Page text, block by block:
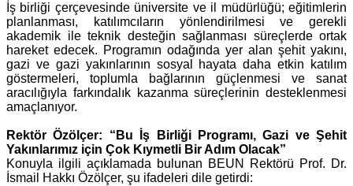
İş birliği çerçevesinde üniversite ve il müdürlüğü; eğitimlerin
planlanması, katılımcıların yönlendirilmesi ve gerekli
akademik ile teknik desteğin sağlanması süreçlerde ortak
hareket edecek. Programın odağında yer alan şehit yakını,
gazi ve gazi yakınlarının sosyal hayata daha etkin katılım
göstermeleri, toplumla bağlarının güçlenmesi ve sanat
aracılığıyla farkındalık kazanma süreçlerinin desteklenmesi
amaçlanıyor.
Rektör Özölçer: “Bu İş Birliği Programı, Gazi ve Şehit
Yakınlarımız için Çok Kıymetli Bir Adım Olacak”
Konuyla ilgili açıklamada bulunan BEUN Rektörü Prof. Dr.
İsmail Hakkı Özölçer, şu ifadeleri dile getirdi: